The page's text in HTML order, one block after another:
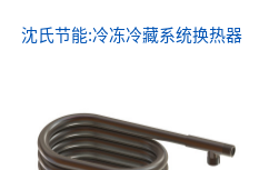
沈氏节能:冷冻冷藏系统换热器